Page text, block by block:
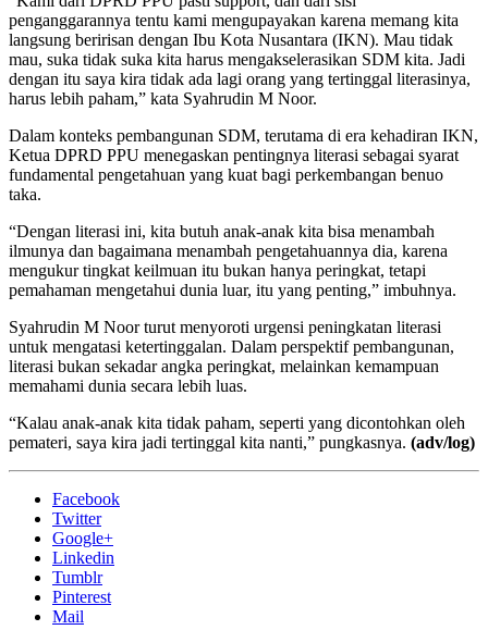
penganggarannya tentu kami mengupayakan karena memang kita
langsung beririsan dengan Ibu Kota Nusantara (IKN). Mau tidak
mau, suka tidak suka kita harus mengakselerasikan SDM kita. Jadi
dengan itu saya kira tidak ada lagi orang yang tertinggal literasinya,
harus lebih paham,” kata Syahrudin M Noor.
Dalam konteks pembangunan SDM, terutama di era kehadiran IKN,
Ketua DPRD PPU menegaskan pentingnya literasi sebagai syarat
fundamental pengetahuan yang kuat bagi perkembangan benuo
taka.
“Dengan literasi ini, kita butuh anak-anak kita bisa menambah
ilmunya dan bagaimana menambah pengetahuannya dia, karena
mengukur tingkat keilmuan itu bukan hanya peringkat, tetapi
pemahaman mengetahui dunia luar, itu yang penting,” imbuhnya.
Syahrudin M Noor turut menyoroti urgensi peningkatan literasi
untuk mengatasi ketertinggalan. Dalam perspektif pembangunan,
literasi bukan sekadar angka peringkat, melainkan kemampuan
memahami dunia secara lebih luas.
“Kalau anak-anak kita tidak paham, seperti yang dicontohkan oleh
pemateri, saya kira jadi tertinggal kita nanti,” pungkasnya. (adv/log)
Facebook
Twitter
Google+
Linkedin
Tumblr
Pinterest
Mail